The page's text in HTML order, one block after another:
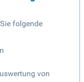
folgende
von